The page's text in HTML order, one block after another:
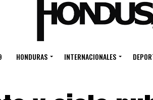
HONDURAS INTERNACIONALES